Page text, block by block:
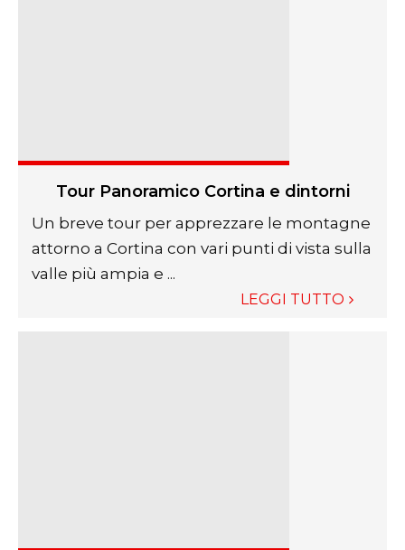
Tour Panoramico Cortina e dintorni
Un breve tour per apprezzare le montagne
attorno a Cortina con vari punti di vista sulla
valle più ampia e ...
LEGGI TUTTO